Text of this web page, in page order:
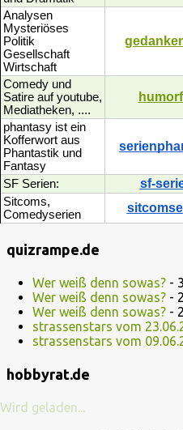
Analysen
Mysteriöses
Politik
Gesellschaft
Wirtschaft
Comedy und
Satire auf youtube,
Mediatheken, ....
phantasy ist ein
Kofferwort aus
Phantastik und
Fantasy
SF Serien: sf-
Sitcoms,
Comedyserien
quizrampe.de
Wer weiß denn sowas? -
Wer weiß denn sowas? -
Wer weiß denn sowas? -
strassenstars vom
strassenstars vom
hobbyrat.de
Wird geladen...